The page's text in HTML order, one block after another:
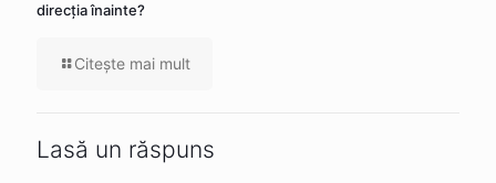
direcția înainte?
Citeşte mai mult
Lasă un răspuns